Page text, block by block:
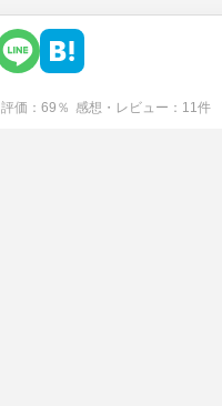
評価 69 ％ 感想・レビュー 11 件